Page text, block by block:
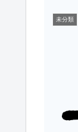
未分類